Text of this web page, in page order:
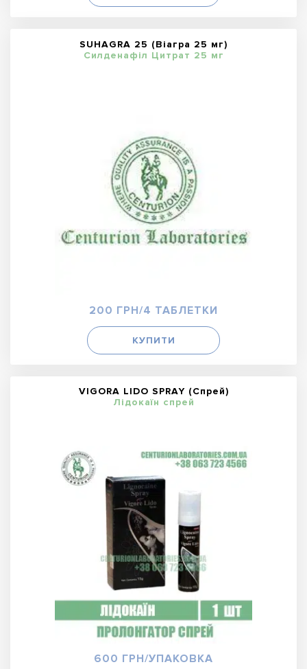
SUHAGRA 25 (Віагра 25 мг)
Силденафіл Цитрат 25 мг
200 ГРН/4 ТАБЛЕТКИ
КУПИТИ
VIGORA LIDO SPRAY (Спрей)
Лідокаїн спрей
600 ГРН/УПАКОВКА